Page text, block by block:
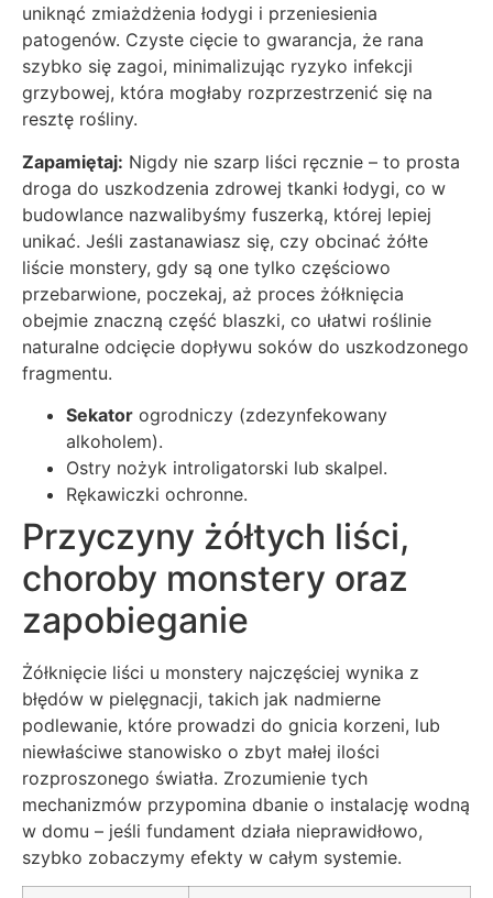
uniknąć zmiażdżenia łodygi i przeniesienia
patogenów. Czyste cięcie to gwarancja, że rana
szybko się zagoi, minimalizując ryzyko infekcji
grzybowej, która mogłaby rozprzestrzenić się na
resztę rośliny.
Zapamiętaj: Nigdy nie szarp liści ręcznie – to prosta
droga do uszkodzenia zdrowej tkanki łodygi, co w
budowlance nazwalibyśmy fuszerką, której lepiej
unikać. Jeśli zastanawiasz się, czy obcinać żółte
liście monstery, gdy są one tylko częściowo
przebarwione, poczekaj, aż proces żółknięcia
obejmie znaczną część blaszki, co ułatwi roślinie
naturalne odcięcie dopływu soków do uszkodzonego
fragmentu.
Sekator ogrodniczy (zdezynfekowany
alkoholem).
Ostry nożyk introligatorski lub skalpel.
Rękawiczki ochronne.
Przyczyny żółtych liści,
choroby monstery oraz
zapobieganie
Żółknięcie liści u monstery najczęściej wynika z
błędów w pielęgnacji, takich jak nadmierne
podlewanie, które prowadzi do gnicia korzeni, lub
niewłaściwe stanowisko o zbyt małej ilości
rozproszonego światła. Zrozumienie tych
mechanizmów przypomina dbanie o instalację wodną
w domu – jeśli fundament działa nieprawidłowo,
szybko zobaczymy efekty w całym systemie.